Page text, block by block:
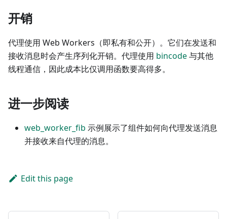
开销
代理使用 Web Workers（即私有和公开）。它们在发送和
接收消息时会产生序列化开销。代理使用 bincode与其他
线程通信，因此成本比仅调用函数要高得多。
进一步阅读
web_worker_fib 示例展示了组件如何向代理发送消息
并接收来自代理的消息。
Edit this page